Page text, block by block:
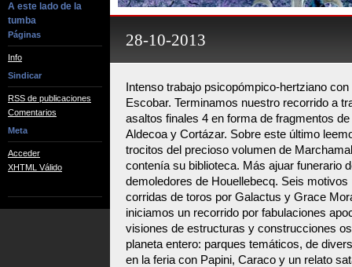
A este lado de la
tumba
Páginas
Info
Sindicar
RSS de publicaciones
Comentarios
Meta
Acceder
XHTML Válido
28-10-2013
Intenso trabajo psicopómpico-hertziano
Escobar. Terminamos nuestro recorrido a
asaltos finales 4 en forma de fragmentos
Aldecoa y Cortázar. Sobre este último
trocitos del precioso volumen de
contenía su biblioteca. Más ajuar funerario
demoledores de Houellebecq. Seis
corridas de toros por Galactus y Grace
iniciamos un recorrido por fabulaciones
visiones de estructuras y construcciones
planeta entero: parques temáticos, de
en la feria con Papini, Caraco y un relato